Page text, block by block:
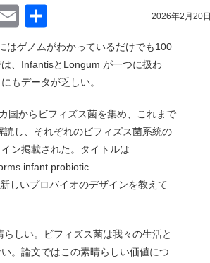
2026年2月20日
Email
有
はゲノムがわかっているだけでも100
、InfantisとLongum が一つに扱わ
もデータが乏しい。
国からビフィズス菌を集め、これまで
し、それぞれのビフィズス菌系統の
ン掲載された。タイトルは
infant probiotic
しいプロバイオのデザインを教えて
しい。ビフィズス菌は我々の生活と
。論文ではこの素晴らしい価値につ